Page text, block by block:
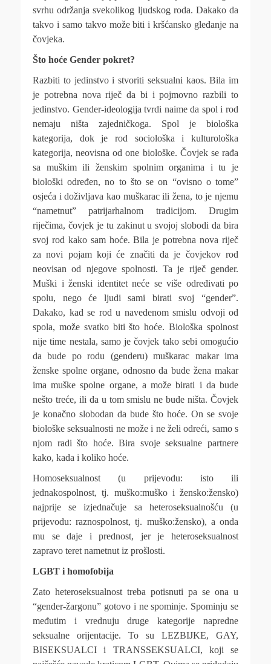
svrhu održanja svekolikog ljudskog roda. Dakako da
takvo i samo takvo može biti i kršćansko gledanje na
čovjeka.
Što hoće Gender pokret?
Razbiti to jedinstvo i stvoriti seksualni kaos. Bila im
je potrebna nova riječ da bi i pojmovno razbili to
jedinstvo. Gender-ideologija tvrdi naime da spol i rod
nemaju ništa zajedničkoga. Spol je biološka
kategorija, dok je rod sociološka i kulturološka
kategorija, neovisna od one biološke. Čovjek se rađa
sa muškim ili ženskim spolnim organima i tu je
biološki određen, no to što se on “ovisno o tome”
osjeća i doživljava kao muškarac ili žena, to je njemu
“nametnut” patrijarhalnom tradicijom. Drugim
riječima, čovjek je tu zakinut u svojoj slobodi da bira
svoj rod kako sam hoće. Bila je potrebna nova riječ
za novi pojam koji će značiti da je čovjekov rod
neovisan od njegove spolnosti. Ta je riječ gender.
Muški i ženski identitet neće se više određivati po
spolu, nego će ljudi sami birati svoj “gender”.
Dakako, kad se rod u navedenom smislu odvoji od
spola, može svatko biti što hoće. Biološka spolnost
nije time nestala, samo je čovjek tako sebi omogućio
da bude po rodu (genderu) muškarac makar ima
ženske spolne organe, odnosno da bude žena makar
ima muške spolne organe, a može birati i da bude
nešto treće, ili da u tom smislu ne bude ništa. Čovjek
je konačno slobodan da bude što hoće. On se svoje
biološke seksualnosti ne može i ne želi odreći, samo s
njom radi što hoće. Bira svoje seksualne partnere
kako, kada i koliko hoće.
Homoseksualnost (u prijevodu: isto ili
jednakospolnost, tj. muško:muško i žensko:žensko)
najprije se izjednačuje sa heteroseksualnošću (u
prijevodu: raznospolnost, tj. muško:žensko), a onda
mu se daje i prednost, jer je heteroseksualnost
zapravo teret nametnut iz prošlosti.
LGBT i homofobija
Zato heteroseksualnost treba potisnuti pa se ona u
“gender-žargonu” gotovo i ne spominje. Spominju se
međutim i vrednuju druge kategorije napredne
seksualne orijentacije. To su LEZBIJKE, GAY,
BISEKSUALCI i TRANSSEKSUALCI, koji se